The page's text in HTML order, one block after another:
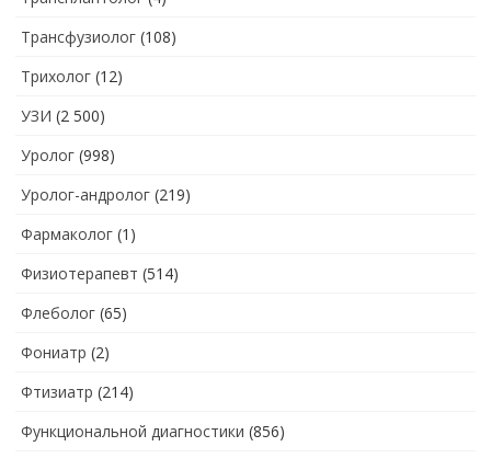
Трансфузиолог (108)
Трихолог (12)
УЗИ (2 500)
Уролог (998)
Уролог-андролог (219)
Фармаколог (1)
Физиотерапевт (514)
Флеболог (65)
Фониатр (2)
Фтизиатр (214)
Функциональной диагностики (856)